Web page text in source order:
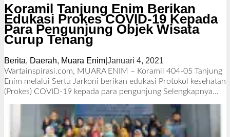
Koramil Tanjung Enim Berikan
Edukasi Prokes COVID-19 Kepada
Para Pengunjung Objek Wisata
Curup Tenang
Berita, Daerah, Muara Enim| Januari 4, 2021
l
e
h
d
a
Wartainspirasi.com, MUARA ENIM – Koramil 404-05 Tanjung
Enim melalui Sertu Jarkoni berikan edukasi Protokol kesehatan
(Prokes) COVID-19 kepada para pengunjung Selengkapnya…